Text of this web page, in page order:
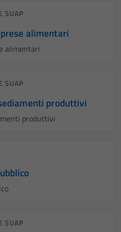
SUAP
alimentari
alimentari
SUAP
produttivi
produttivi
SUAP